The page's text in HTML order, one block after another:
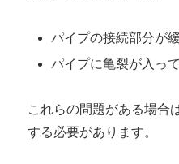
パイプの接続部分が
パイプに亀裂が入っ
これらの問題がある場合
する必要があります。